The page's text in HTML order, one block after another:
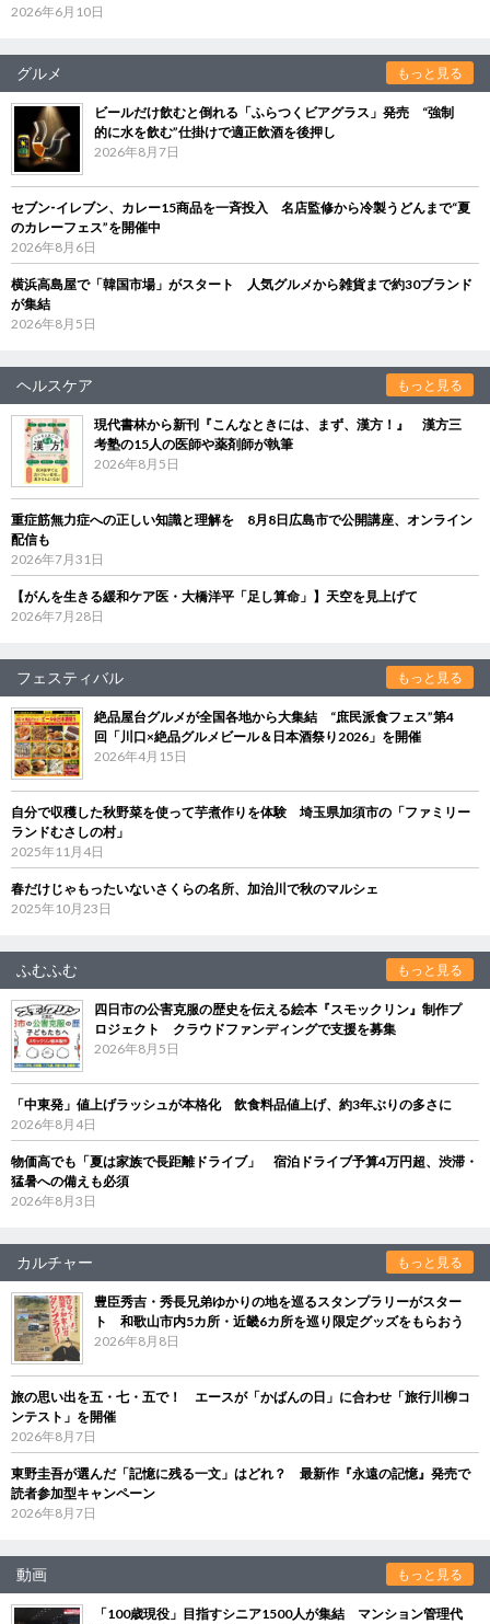
2026年6月10日
グルメ もっと見る
ビールだけ飲むと倒れる「ふらつくビアグラス」発売 “強制
的に水を飲む”仕掛けで適正飲酒を後押し
2026年8月7日
セブン‐イレブン、カレー15商品を一斉投入 名店監修から冷製うどんまで“夏
のカレーフェス”を開催中
2026年8月6日
横浜高島屋で「韓国市場」がスタート 人気グルメから雑貨まで約30ブランド
が集結
2026年8月5日
ヘルスケア もっと見る
現代書林から新刊『こんなときには、まず、漢方！』 漢方三
考塾の15人の医師や薬剤師が執筆
2026年8月5日
重症筋無力症への正しい知識と理解を 8月8日広島市で公開講座、オンライン
配信も
2026年7月31日
【がんを生きる緩和ケア医・大橋洋平「足し算命」】天空を見上げて
2026年7月28日
フェスティバル もっと見る
絶品屋台グルメが全国各地から大集結 “庶民派食フェス”第4
回「川口×絶品グルメビール＆日本酒祭り2026」を開催
2026年4月15日
自分で収穫した秋野菜を使って芋煮作りを体験 埼玉県加須市の「ファミリー
ランドむさしの村」
2025年11月4日
春だけじゃもったいないさくらの名所、加治川で秋のマルシェ
2025年10月23日
ふむふむ もっと見る
四日市の公害克服の歴史を伝える絵本『スモックリン』制作プ
ロジェクト クラウドファンディングで支援を募集
2026年8月5日
「中東発」値上げラッシュが本格化 飲食料品値上げ、約3年ぶりの多さに
2026年8月4日
物価高でも「夏は家族で長距離ドライブ」 宿泊ドライブ予算4万円超、渋滞・
猛暑への備えも必須
2026年8月3日
カルチャー もっと見る
豊臣秀吉・秀長兄弟ゆかりの地を巡るスタンプラリーがスター
ト 和歌山市内5カ所・近畿6カ所を巡り限定グッズをもらおう
2026年8月8日
旅の思い出を五・七・五で！ エースが「かばんの日」に合わせ「旅行川柳コ
ンテスト」を開催
2026年8月7日
東野圭吾が選んだ「記憶に残る一文」はどれ？ 最新作『永遠の記憶』発売で
読者参加型キャンペーン
2026年8月7日
動画 もっと見る
「100歳現役」目指すシニア1500人が集結 マンション管理代